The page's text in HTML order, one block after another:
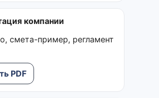
компании
смета-пример, регламент
PDF